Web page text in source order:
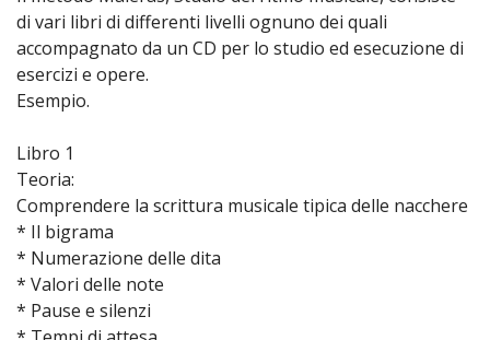
di vari libri di differenti livelli ognuno dei quali
accompagnato da un CD per lo studio ed esecuzione di
esercizi e opere.
Esempio.
Libro 1
Teoria:
Comprendere la scrittura musicale tipica delle nacchere
* Il bigrama
* Numerazione delle dita
* Valori delle note
* Pause e silenzi